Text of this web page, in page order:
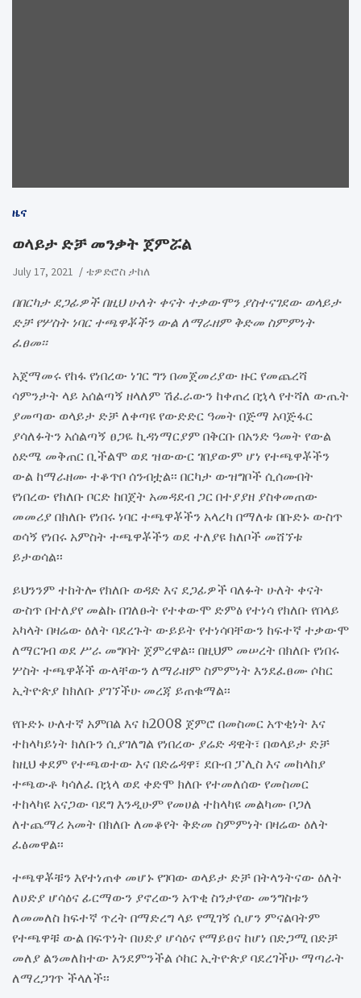
ዜና
ወላይታ ድቻ መንቃት ጀምሯል
July 17, 2021 ቴዎድሮስ ታከለ
በበርካታ ደጋፊዎች በዚህ ሁለት ቀናት ተቃውሞን ያስተናገደው ወላይታ
ድቻ የሦስት ነባር ተጫዋቾችን ውል ለማራዘም ቅድመ ስምምነት
ፈፀመ፡፡
አጀማመሩ የከፋ የነበረው ነገር ግን በመጀመሪያው ዙር የመጨረሻ
ሳምንታት ላይ አሰልጣኝ ዘላለም ሽፈራውን ከቀጠረ በኋላ የተሻለ ውጤት
ያመጣው ወላይታ ድቻ ለቀጣዩ የውድድር ዓመት በጅማ አባጅፋር
ያሳለፉትን አሰልጣኝ ፀጋዬ ኪዳነማርያም በቅርቡ በአንድ ዓመት የውል
ዕድሜ መቅጠር ቢችልሞ ወደ ዝውውር ገበያውም ሆነ የተጫዋቾችን
ውል ከማራዘሙ ተቆጥቦ ሰንብቷል፡፡ በርካታ ውዝግቦች ሲሰሙበት
የነበረው የክለቡ ቦርድ ከበጀት አመዳደብ ጋር በተያያዘ ያስቀመጠው
መመሪያ በክለቡ የነበሩ ነባር ተጫዋቾችን አላረካ በማለቱ በቡድኑ ውስጥ
ወሳኝ የነበሩ አምስት ተጫዋቾችን ወደ ተለያዩ ክለቦች መሸኘቱ
ይታወሳል፡፡
ይህንንም ተከትሎ የክለቡ ወዳድ እና ደጋፊዎች ባለፉት ሁለት ቀናት
ውስጥ በተለያየ መልኩ በገለፁት የተቀውሞ ድምፅ የተነሳ የክለቡ የበላይ
አካላት በዛሬው ዕለት ባደረጉት ውይይት የተነሳባቸውን ከፍተኛ ተቃውሞ
ለማርገብ ወደ ሥራ መግባት ጀምረዋል፡፡ በዚህም መሠረት በክለቡ የነበሩ
ሦስት ተጫዋቾች ውላቸውን ለማራዘም ስምምነት እንደፈፀሙ ሶከር
ኢትዮጵያ ከክለቡ ያገኘችሁ መረጃ ይጠቁማል፡፡
የቡድኑ ሁለተኛ አምበል እና ከ2008 ጀምሮ በመስመር አጥቂነት እና
ተከላካይነት ክለቡን ሲያገለግል የነበረው ያሬድ ዳዊት፣ በወላይታ ድቻ
ከዚህ ቀደም የተጫወተው እና በድሬዳዋ፣ ደቡብ ፓሊስ እና መከላከያ
ተጫውቶ ካሳለፈ በኋላ ወደ ቀድሞ ክለቡ የተመለሰው የመስመር
ተከላካዩ አናጋው ባደግ እንዲሁም የመሀል ተከላካዩ መልካሙ ቦጋለ
ለተጨማሪ አመት በክለቡ ለመቆየት ቅድመ ስምምነት በዛሬው ዕለት
ፈፅመዋል፡፡
ተጫዋቾቹን እየተነጠቀ መሆኑ የገባው ወላይታ ድቻ በትላንትናው ዕለት
ለሀድያ ሆሳዕና ፊርማውን ያኖረውን አጥቂ ስንታየው መንግስቱን
ለመመለስ ከፍተኛ ጥረት በማድረግ ላይ የሚገኝ ሲሆን ምናልባትም
የተጫዋቹ ውል በፍጥነት በሀድያ ሆሳዕና የማይፀና ከሆነ በድጋሚ በድቻ
መለያ ልንመለከተው እንደምንችል ሶከር ኢትዮጵያ ባደረገችሁ ማጣራት
ለማረጋገጥ ችላለች፡፡